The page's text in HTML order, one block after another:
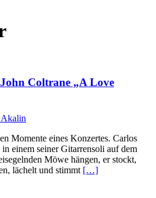
Coltrane „A Love
Momente eines Konzertes. Carlos
einem seiner Gitarrensoli auf dem
Möwe hängen, er stockt,
lächelt und stimmt […]